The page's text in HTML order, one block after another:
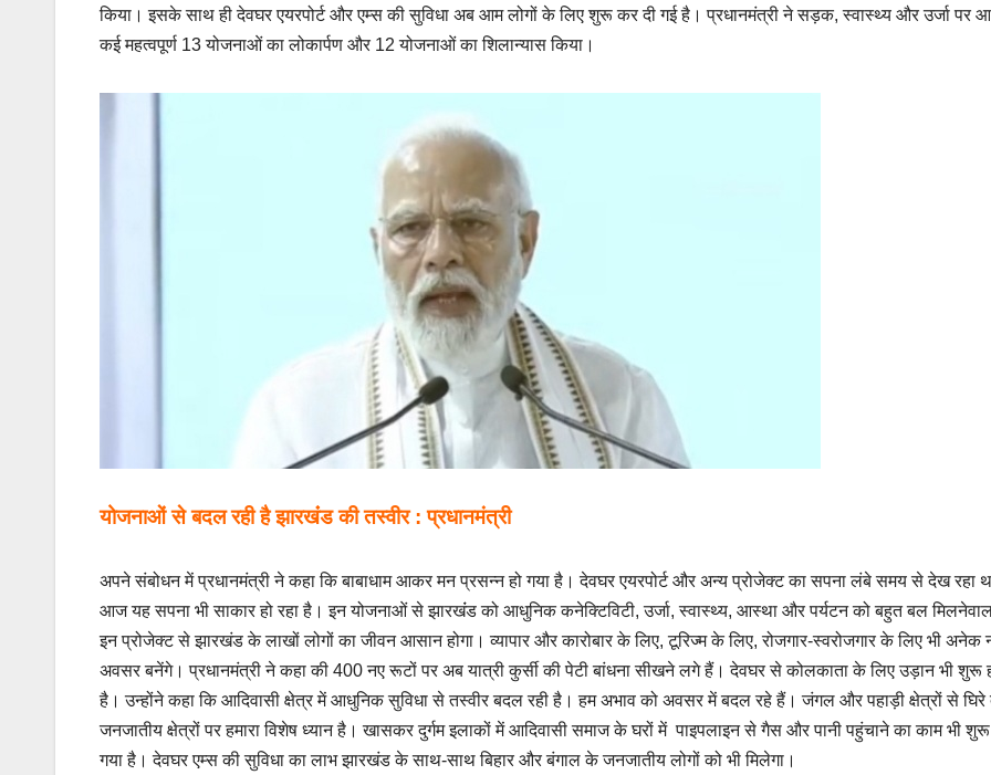
किया। इसके साथ ही देवघर एयरपोर्ट और एम्स की सुविधा अब आम लोगों के लिए शुरू कर दी गई है। प्रधानमंत्री ने सड़क, स्वास्थ्य और उर्जा पर
कई महत्वपूर्ण 13 योजनाओं का लोकार्पण और 12 योजनाओं का शिलान्यास किया।
योजनाओं से बदल रही है झारखंंड की तस्वीर : प्रधानमंत्री
अपने संबोधन में प्रधानमंत्री ने कहा कि बाबाधाम आकर मन प्रसन्न हो गया है। देवघर एयरपोर्ट और अन्य प्रोजेक्ट का सपना लंबे समय से देख रहा
आज यह सपना भी साकार हो रहा है। इन योजनाओं से झारखंंड को आधुनिक कनेक्टिविटी, उर्जा, स्वास्थ्य, आस्था और पर्यटन को बहुत बल
इन प्रोजेक्ट से झारखंड के लाखों लोगों का जीवन आसान होगा। व्यापार और कारोबार के लिए, टूरिज्म के लिए, रोजगार-स्वरोजगार के लिए भी अनेक
अवसर बनेंगे। प्रधानमंत्री ने कहा की 400 नए रूटों पर अब यात्री कुर्सी की पेटी बांधना सीखने लगे हैं। देवघर से कोलकाता के लिए उड़ान भी शुरू
है। उन्होंने कहा कि आदिवासी क्षेत्र में आधुनिक सुविधा से तस्वीर बदल रही है। हम अभाव को अवसर में बदल रहे हैं। जंगल और पहाड़ी क्षेत्रों से घिरे
जनजातीय क्षेत्रों पर हमारा विशेष ध्यान है। खासकर दुर्गम इलाकों में आदिवासी समाज के घरों में पाइपलाइन से गैस और पानी पहुंचाने का काम भी शुरू
गया है। देवघर एम्स की सुविधा का लाभ झारखंड के साथ-साथ बिहार और बंगाल के जनजातीय लोगों को भी मिलेगा।